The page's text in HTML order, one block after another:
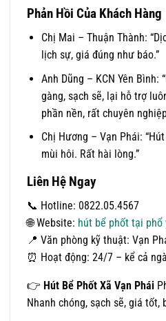
Phản Hồi Của Khách Hàng
Chị Mai – Thuận Thành:
lịch sự, giá đúng như báo.”
Anh Dũng – KCN Yên Bình:
gàng, sạch sẽ, lại hỗ trợ
phần nền, rất chuyên
Chị Hương – Vạn Phái:
mùi hôi. Rất hài lòng.”
Liên Hệ Ngay
📞 Hotline: 0822.05.4567
🌐 Website: hút bể phốt tại phổ
📍 Văn phòng kỹ thuật: Vạn
⏰ Hoạt động: 24/7 – kể cả
👉 Hút Bể Phốt Xã Vạn Phái
Nhanh chóng, sạch sẽ, giá tốt,